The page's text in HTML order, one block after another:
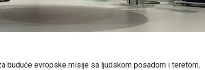
buduće evropske misije sa ljudskom posadom i teretom.